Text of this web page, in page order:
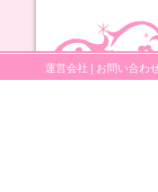
運営会社 | お問い合わ